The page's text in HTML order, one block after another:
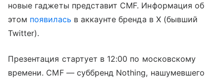
новые гаджеты представит CMF. Информация об
этом появилась в аккаунте бренда в X (бывший
Twitter).
Презентация стартует в 12:00 по московскому
времени. CMF — суббренд Nothing, нашумевшего